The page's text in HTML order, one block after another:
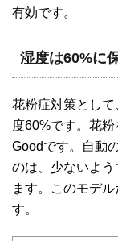
有効です。
湿度は60%に
花粉症対策とし
度60%です。花
Goodです。自動
のは、少ないよ
ます。このモデ
す。